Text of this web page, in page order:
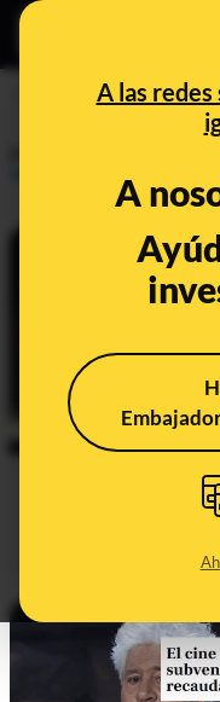
A las redes
A
Mentiras de
creemos
por qué no